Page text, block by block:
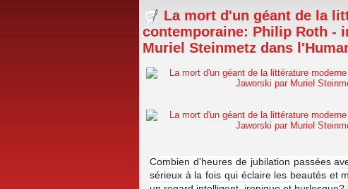
La mort d'un géant de la
contemporaine: Philip Roth -
Muriel Steinmetz dans
Combien d'heures de jubilation passées
sérieux à la fois qui éclaire les beautés et